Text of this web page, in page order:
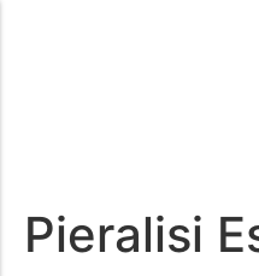
Pieralisi